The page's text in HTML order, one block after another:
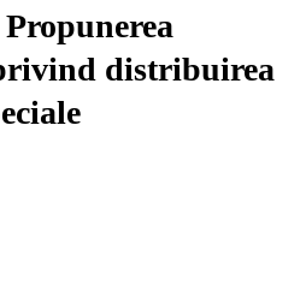
distribuirea